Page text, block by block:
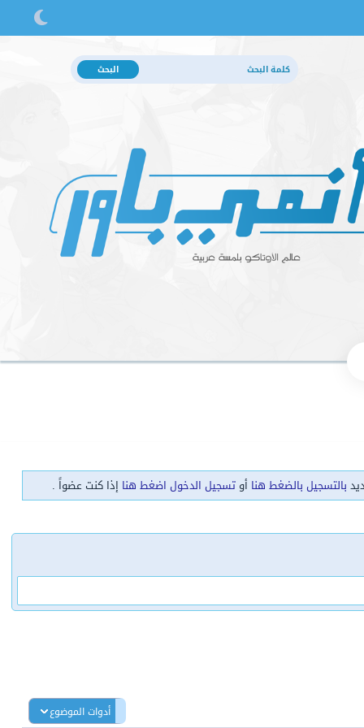
بالتسجيل بالضغط هنا أوتسجيل الدخول اضغط هنا إذا كنت عضواً .
أدوات الموضوع